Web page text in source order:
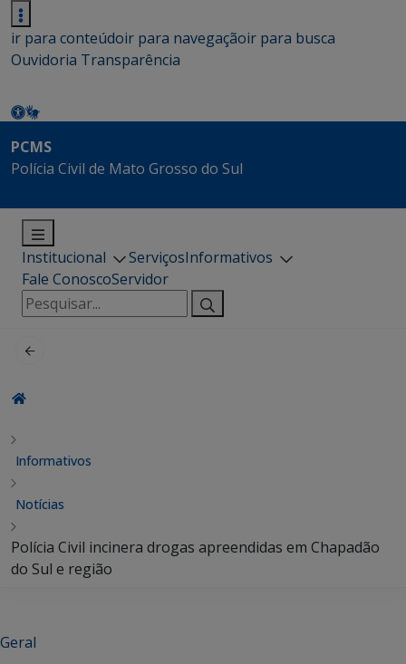
ir para conteúdoir para navegaçãoir para busca
Ouvidoria Transparência
PCMS
Polícia Civil de Mato Grosso do Sul
Institucional ServiçosInformativos
Fale ConoscoServidor
Pesquisar
por:
Informativos
Notícias
Polícia Civil incinera drogas apreendidas em Chapadão
do Sul e região
Geral